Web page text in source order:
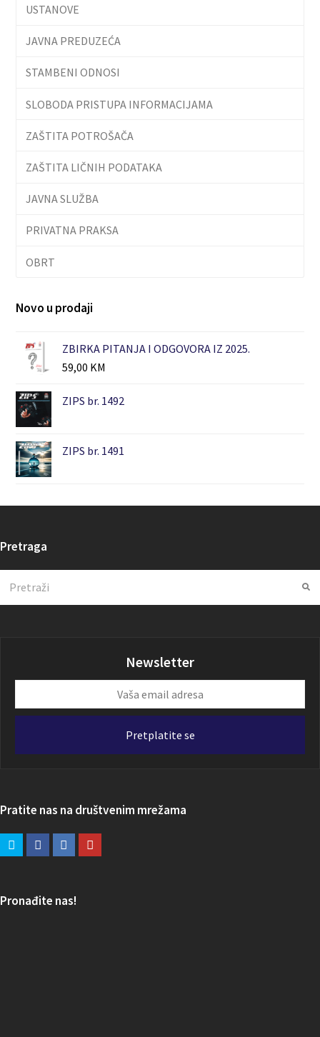
USTANOVE
JAVNA PREDUZEĆA
STAMBENI ODNOSI
SLOBODA PRISTUPA INFORMACIJAMA
ZAŠTITA POTROŠAČA
ZAŠTITA LIČNIH PODATAKA
JAVNA SLUŽBA
PRIVATNA PRAKSA
OBRT
Novo u prodaji
ZBIRKA PITANJA I ODGOVORA IZ 2025.
59,00 KM
ZIPS br. 1492
ZIPS br. 1491
Pretraga
Newsletter
email
Pretplatite se
Pratite nas na društvenim mrežama
Pronađite nas!